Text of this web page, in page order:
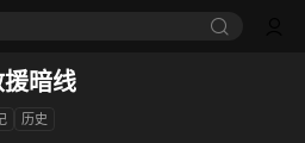
暗线
历史